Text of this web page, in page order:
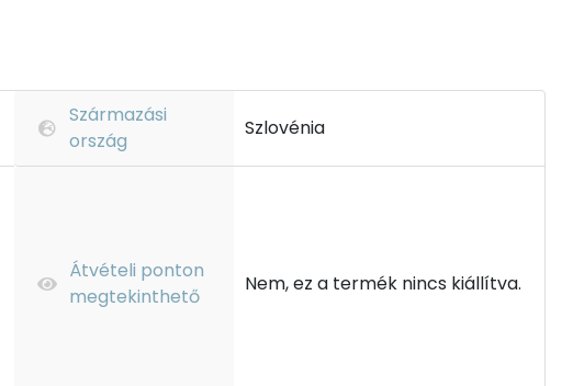
Származási
ország
Szlovénia
Átvételi ponton
megtekinthető
Nem, ez a termék nincs kiállítva.